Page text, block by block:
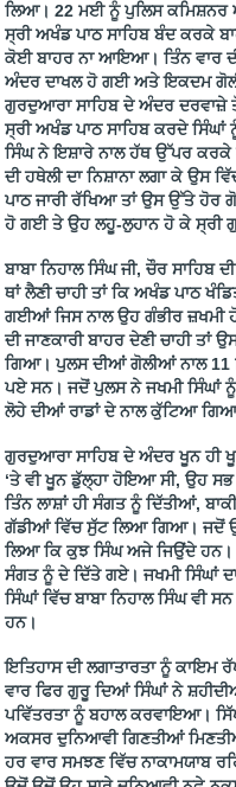
ਲਿਆ। 22 ਮਈ ਨੂੰ ਪੁਲਿਸ ਕਮਿਸ਼ਨਰ
ਸ੍ਰੀ ਅਖੰਡ ਪਾਠ ਸਾਹਿਬ ਬੰਦ ਕਰਕੇ
ਕੋਈ ਬਾਹਰ ਨਾ ਆਇਆ। ਤਿੰਨ ਵਾਰ
ਅੰਦਰ ਦਾਖਲ ਹੋ ਗਈ ਅਤੇ ਇਕਦਮ
ਗੁਰਦੁਆਰਾ ਸਾਹਿਬ ਦੇ ਅੰਦਰ ਦਰਵਾਜ਼ੇ
ਸ੍ਰੀ ਅਖੰਡ ਪਾਠ ਸਾਹਿਬ ਕਰਦੇ
ਸਿੰਘ ਨੇ ਇਸ਼ਾਰੇ ਨਾਲ ਹੱਥ ਉੱਪਰ ਕਰਕੇ
ਦੀ ਹਥੇਲੀ ਦਾ ਨਿਸ਼ਾਨਾ ਲਗਾ ਕੇ ਉਸ
ਪਾਠ ਜਾਰੀ ਰੱਖਿਆ ਤਾਂ ਉਸ ਉੱਤੇ ਹੋਰ
ਹੋ ਗਈ ਤੇ ਉਹ ਲਹੂ-ਲੁਹਾਨ ਹੋ ਕੇ ਸ੍ਰੀ
ਬਾਬਾ ਨਿਹਾਲ ਸਿੰਘ ਜੀ, ਚੌਰ ਸਾਹਿਬ
ਥਾਂ ਲੈਣੀ ਚਾਹੀ ਤਾਂ ਕਿ ਅਖੰਡ ਪਾਠ
ਗਈਆਂ ਜਿਸ ਨਾਲ ਉਹ ਗੰਭੀਰ ਜ਼ਖਮੀ
ਦੀ ਜਾਣਕਾਰੀ ਬਾਹਰ ਦੇਣੀ ਚਾਹੀ
ਗਿਆ। ਪੁਲਸ ਦੀਆਂ ਗੋਲੀਆਂ ਨਾਲ 11
ਪਏ ਸਨ। ਜਦੋਂ ਪੁਲਸ ਨੇ ਜਖਮੀ ਸਿੰਘਾਂ
ਲੋਹੇ ਦੀਆਂ ਰਾਡਾਂ ਦੇ ਨਾਲ ਕੁੱਟਿਆ
ਗੁਰਦੁਆਰਾ ਸਾਹਿਬ ਦੇ ਅੰਦਰ ਖੂਨ ਹੀ
‘ਤੇ ਵੀ ਖੂਨ ਡੁੱਲ੍ਹਾ ਹੋਇਆ ਸੀ, ਉਹ
ਤਿੰਨ ਲਾਸ਼ਾਂ ਹੀ ਸੰਗਤ ਨੂੰ ਦਿੱਤੀਆਂ,
ਗੱਡੀਆਂ ਵਿੱਚ ਸੁੱਟ ਲਿਆ ਗਿਆ। ਜਦੋਂ
ਲਿਆ ਕਿ ਕੁਝ ਸਿੰਘ ਅਜੇ ਜਿਉਂਦੇ ਹਨ।
ਸੰਗਤ ਨੂੰ ਦੇ ਦਿੱਤੇ ਗਏ। ਜਖਮੀ ਸਿੰਘਾਂ
ਸਿੰਘਾਂ ਵਿੱਚ ਬਾਬਾ ਨਿਹਾਲ ਸਿੰਘ ਵੀ
ਹਨ।
ਇਤਿਹਾਸ ਦੀ ਲਗਾਤਾਰਤਾ ਨੂੰ ਕਾਇਮ
ਵਾਰ ਫਿਰ ਗੁਰੂ ਦਿਆਂ ਸਿੰਘਾਂ ਨੇ
ਪਵਿੱਤਰਤਾ ਨੂੰ ਬਹਾਲ ਕਰਵਾਇਆ।
ਅਕਸਰ ਦੁਨਿਆਵੀ ਗਿਣਤੀਆਂ
ਹਰ ਵਾਰ ਸਮਝਣ ਵਿੱਚ ਨਾਕਾਮਯਾਬ